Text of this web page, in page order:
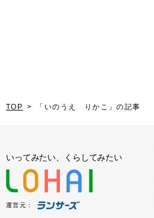
TOP 「いのうえ りかこ」の記事
いってみたい、くらしてみたい
運営元：